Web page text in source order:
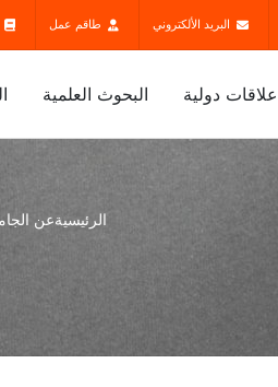
البريد الألكتروني طاقم عمل
علاقات دولية البحوث العلمية
الرئيسيةعن